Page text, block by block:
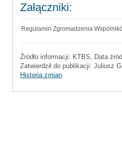
Załączniki:
Regulamin Zgromadzenia
Źródło informacji: KTBS , Data
Zatwierdził do publikacji: Juliusz
Historia zmian